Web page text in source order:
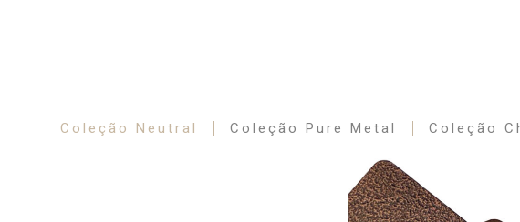
Coleção Neutral Coleção Pure Metal Coleção